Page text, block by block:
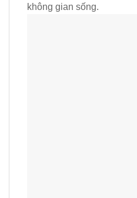
không gian sống.